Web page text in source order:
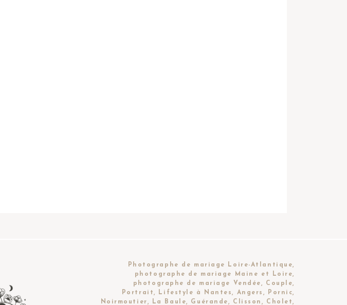
Photographe de mariage Loire-Atlantique,
photographe de mariage Maine et Loire,
photographe de mariage Vendée, Couple,
Portrait, Lifestyle à Nantes, Angers, Pornic,
Noirmoutier, La Baule, Guérande, Clisson, Cholet,